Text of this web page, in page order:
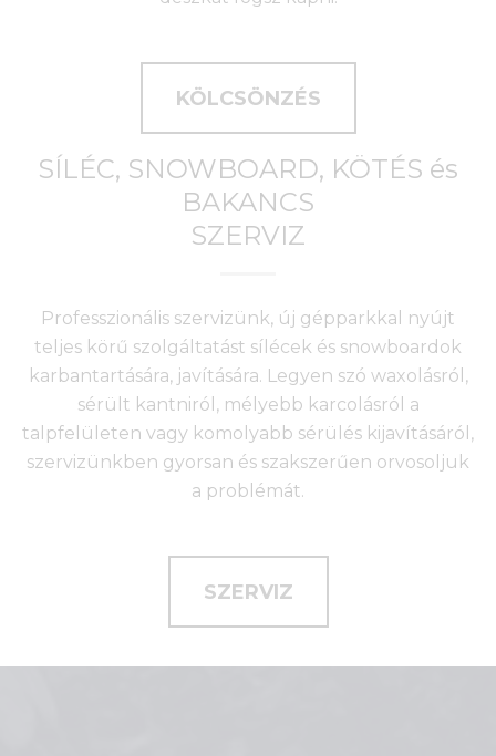
KÖLCSÖNZÉS
SÍLÉC, SNOWBOARD, KÖTÉS és
BAKANCS
SZERVIZ
Professzionális szervizünk, új gépparkkal nyújt
teljes körű szolgáltatást sílécek és snowboardok
karbantartására, javítására. Legyen szó waxolásról,
sérült kantniról, mélyebb karcolásról a
talpfelületen vagy komolyabb sérülés kijavításáról,
szervizünkben gyorsan és szakszerűen orvosoljuk
a problémát.
SZERVIZ